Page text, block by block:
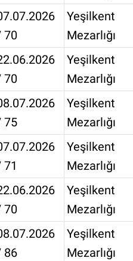
70
Yeşilkent
Mezarlığı
70
Yeşilkent
Mezarlığı
75
Yeşilkent
Mezarlığı
71
Yeşilkent
Mezarlığı
70
Yeşilkent
Mezarlığı
86
Yeşilkent
Mezarlığı